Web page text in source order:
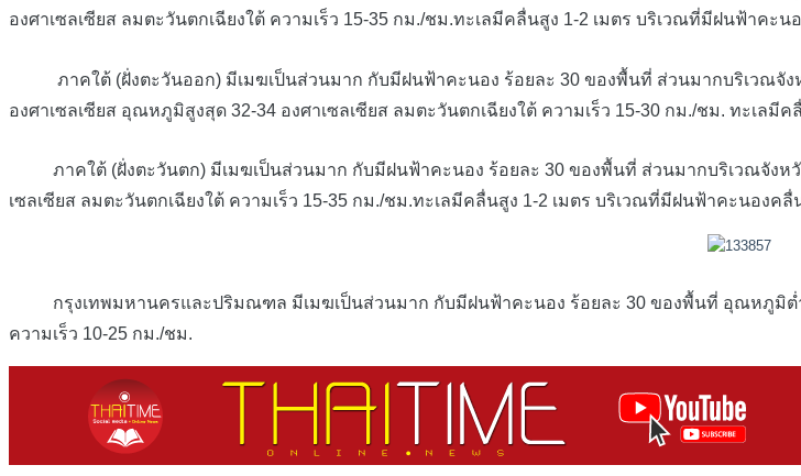
องศาเซลเซียส ลมตะวันตกเฉียงใต้ ความเร็ว 15-35 กม./ชม.ทะเลมีคลื่นสูง 1-2 เมตร บริเวณที่มีฝนฟ้าคะ
ภาคใต้ (ฝั่งตะวันออก) มีเมฆเป็นส่วนมาก กับมีฝนฟ้าคะนอง ร้อยละ 30 ของพื้นที่ ส่วนมากบริเวณจัง
องศาเซลเซียส อุณหภูมิสูงสุด 32-34 องศาเซลเซียส ลมตะวันตกเฉียงใต้ ความเร็ว 15-30 กม./ชม. ทะเล
ภาคใต้ (ฝั่งตะวันตก) มีเมฆเป็นส่วนมาก กับมีฝนฟ้าคะนอง ร้อยละ 30 ของพื้นที่ ส่วนมากบริเวณจังหวั
เซลเซียส ลมตะวันตกเฉียงใต้ ความเร็ว 15-35 กม./ชม.ทะเลมีคลื่นสูง 1-2 เมตร บริเวณที่มีฝนฟ้าคะนองคลื่
กรุงเทพมหานครและปริมณฑล มีเมฆเป็นส่วนมาก กับมีฝนฟ้าคะนอง ร้อยละ 30 ของพื้นที่ อุณหภูมิต่ำสุ
ความเร็ว 10-25 กม./ชม.